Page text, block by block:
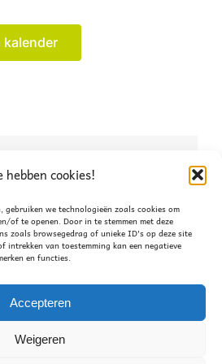
hebben cookies!
gebruiken we technologieën zoals cookies om
of te openen. Door in te stemmen met deze
zoals browsegedrag of unieke ID's op deze site
intrekken van toestemming kan een negatieve
en functies.
Accepteren
Weigeren
kalender
verhaal, kies je
Facebook
X WhatsApp